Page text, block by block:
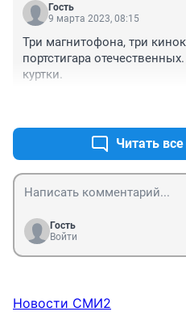
Гость
9 марта 2023, 08:15
Три магнитофона, три
портстигара
куртки.
Читать
Гость
Войти
Новости СМИ2